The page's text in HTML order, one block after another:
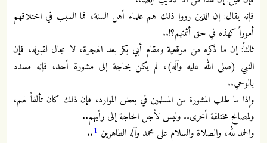
فإنه يقال: إن الذين رووا ذلك هم علماء أهل السنة، فما السبب في اختلاقهم
أموراً كهذه في حق أئمتهم؟!..
ثالثاً: إن ما ذكره من موقعية ومقام أبي بكر بعد الهجرة، لا مجال لقبوله، فإن
النبي (صلى الله عليه وآله)، لم يكن بحاجة إلى مشورة أحد، فإنه مسدد
بالوحي..
وإذا ما طلب المشورة من المسلمين في بعض الموارد، فإن ذلك كان تألفاً لهم،
ولمصالح مختلفة أخرى.. وليس لأجل الحاجة إلى رأيهم..
والحمد لله، والصلاة والسلام على محمد وآله الطاهرين 1
..